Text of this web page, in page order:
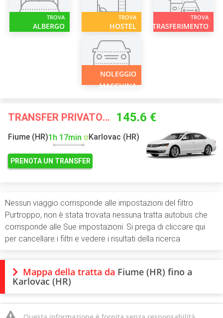
TROVA
ALBERGO
TROVA
HOSTEL
TROVA
TRASFERIMENTO
NOLEGGIO
MACCHINA
TRANSFER PRIVATO A PARTIRE DA 145.6 €
Fiume (HR)1h 17min Karlovac (HR)
PRENOTA UN TRANSFER
Nessun viaggio corrisponde alle impostazioni del filtro
Purtroppo, non è stata trovata nessuna tratta autobus che
corrisponde alle Sue impostazioni. Si prega di cliccare qui
per cancellare i filtri e vedere i risultati della ricerca
Mappa della tratta da Fiume (HR) fino a
Karlovac (HR)